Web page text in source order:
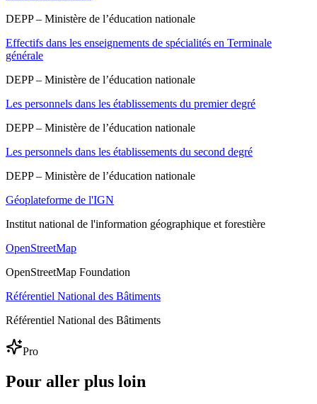
DEPP – Ministère de l’éducation nationale
Effectifs dans les enseignements de spécialités en Terminale
générale
DEPP – Ministère de l’éducation nationale
Les personnels dans les établissements du premier degré
DEPP – Ministère de l’éducation nationale
Les personnels dans les établissements du second degré
DEPP – Ministère de l’éducation nationale
Géoplateforme de l'IGN
Institut national de l'information géographique et forestière
OpenStreetMap
OpenStreetMap Foundation
Référentiel National des Bâtiments
Référentiel National des Bâtiments
Pro
Pour aller plus loin